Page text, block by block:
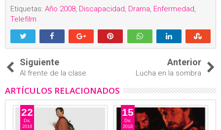
Etiquetas: Año 2008, Discapacidad, Drama, Enfermedad,
Telefilm
Siguiente
Al frente de la clase
Anterior
Lucha en la sombra
ARTÍCULOS RELACIONADOS
22
Dic
2018
15
Dic
2018